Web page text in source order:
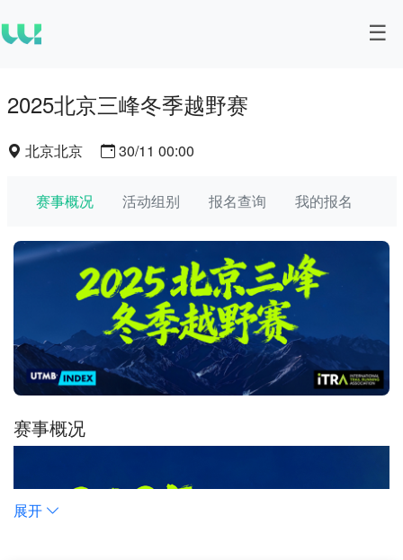
2025北京三峰冬季越野赛
北京北京 30/11 00:00
赛事概况 活动组别 报名查询 我的报名
赛事概况
展开